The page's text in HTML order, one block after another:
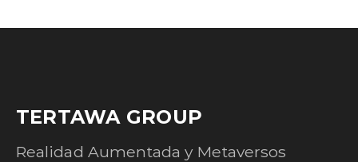
TERTAWA GROUP
Realidad Aumentada y Metaversos